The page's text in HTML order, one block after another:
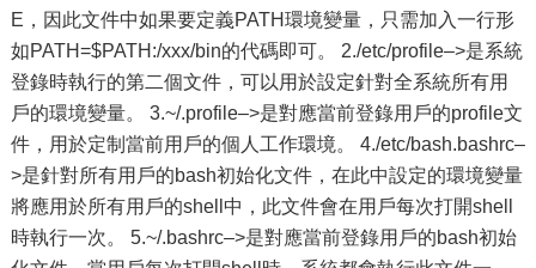
E，因此文件中如果要定義PATH環境變量，只需加入一行形
如PATH=$PATH:/xxx/bin的代碼即可。 2./etc/profile–>是系統
登錄時執行的第二個文件，可以用於設定針對全系統所有用
戶的環境變量。 3.~/.profile–>是對應當前登錄用戶的profile文
件，用於定制當前用戶的個人工作環境。 4./etc/bash.bashrc–
>是針對所有用戶的bash初始化文件，在此中設定的環境變量
將應用於所有用戶的shell中，此文件會在用戶每次打開shell
時執行一次。 5.~/.bashrc–>是對應當前登錄用戶的bash初始